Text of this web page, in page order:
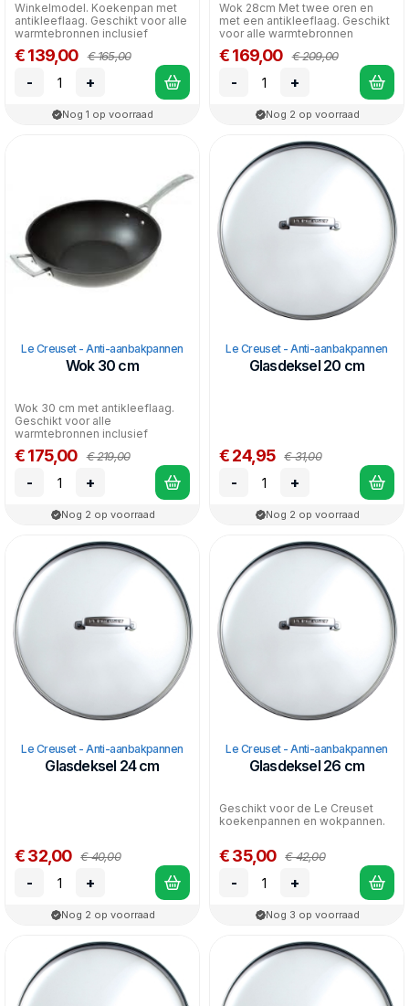
Winkelmodel. Koekenpan met
antikleeflaag. Geschikt voor alle
warmtebronnen inclusief
inductie.
€ 139,00 € 165,00
- +
Nog 1 op voorraad
Wok 28cm Met twee oren en
met een antikleeflaag. Geschikt
voor alle warmtebronnen
inclusief inductie.
€ 169,00 € 209,00
- +
Nog 2 op voorraad
Le Creuset - Anti-aanbakpannen
Wok 30 cm
Wok 30 cm met antikleeflaag.
Geschikt voor alle
warmtebronnen inclusief
inductie.
€ 175,00 € 219,00
- +
Nog 2 op voorraad
Le Creuset - Anti-aanbakpannen
Glasdeksel 20 cm
€ 24,95 € 31,00
- +
Nog 2 op voorraad
Le Creuset - Anti-aanbakpannen
Glasdeksel 24 cm
€ 32,00 € 40,00
- +
Nog 2 op voorraad
Le Creuset - Anti-aanbakpannen
Glasdeksel 26 cm
Geschikt voor de Le Creuset
koekenpannen en wokpannen.
€ 35,00 € 42,00
- +
Nog 3 op voorraad